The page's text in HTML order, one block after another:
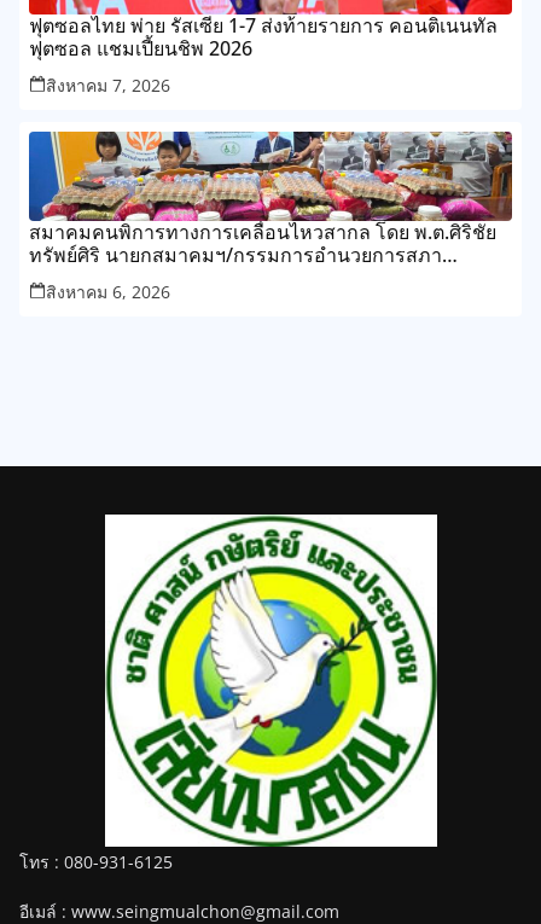
ฟุตซอลไทย พ่าย รัสเซีย 1-7 ส่งท้ายรายการ คอนติเนนทัล
ฟุตซอล แชมเปี้ยนชิพ 2026
สิงหาคม 7, 2026
สมาคมคนพิการทางการเคลื่อนไหวสากล โดย พ.ต.ศิริชัย
ทรัพย์ศิริ นายกสมาคมฯ/กรรมการอำนวยการสภา
สังคมสงเคราะห์แห่งประเทศไทย
สิงหาคม 6, 2026
โทร : 080-931-6125
อีเมล์ : www.seingmualchon@gmail.com